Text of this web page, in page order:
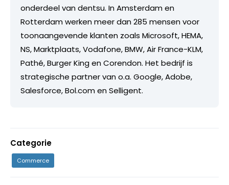
onderdeel van dentsu. In Amsterdam en
Rotterdam werken meer dan 285 mensen voor
toonaangevende klanten zoals Microsoft, HEMA,
NS, Marktplaats, Vodafone, BMW, Air France-KLM,
Pathé, Burger King en Corendon. Het bedrijf is
strategische partner van o.a. Google, Adobe,
Salesforce, Bol.com en Selligent.
Categorie
Commerce